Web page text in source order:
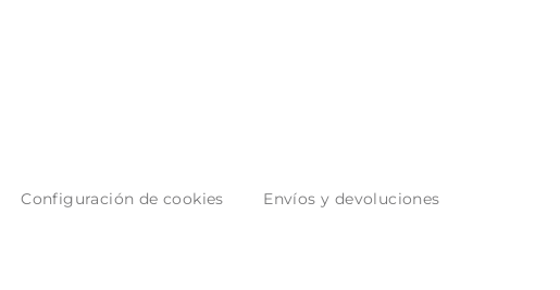
Configuración de cookies
Envíos y devoluciones